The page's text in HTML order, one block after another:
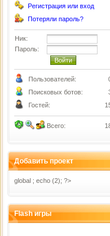
Регистрация или вход
Потеряли пароль?
Ник:
Пароль:
Пользователей:
Поисковых ботов:
Гостей:
Всего:
Добавить проект
global ; echo (2); ?>
Flash игры